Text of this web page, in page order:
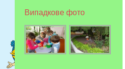
Випадкове фото